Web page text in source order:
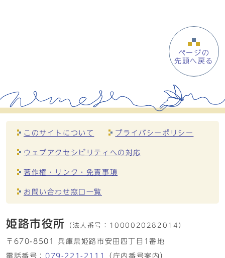
ページの
先頭へ戻る
このサイトについて プライバシーポリシー
ウェブアクセシビリティへの対応
著作権・リンク・免責事項
お問い合わせ窓口一覧
姫路市役所 （法人番号： 1000020282014）
〒670-8501 兵庫県姫路市安田四丁目1番地
電話番号： 079-221-2111 （庁内番号案内）